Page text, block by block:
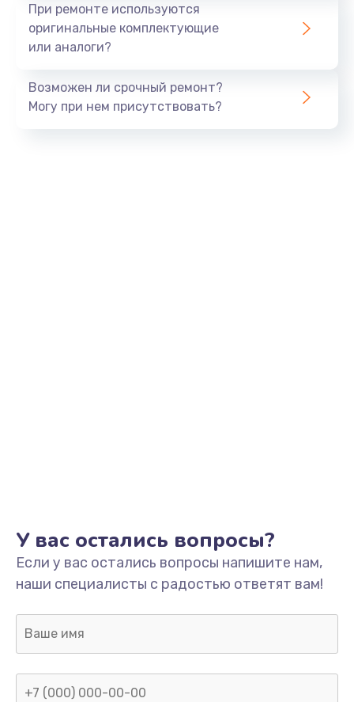
Заказать
от 1060 руб.
Заказать
Замена аккумулятора
от 690 руб.
При ремонте используются
оригинальные комплектующие
или аналоги?
Возможен ли срочный ремонт?
Могу при нем присутствовать?
У вас остались вопросы?
Если у вас остались вопросы напишите нам,
наши специалисты с радостью ответят вам!